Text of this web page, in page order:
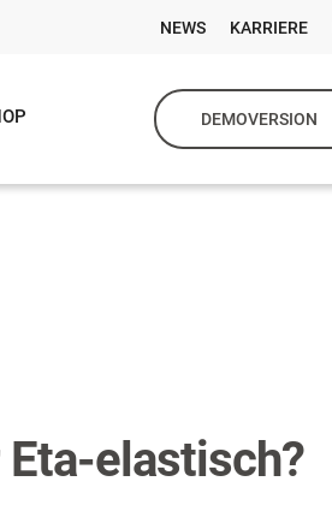
NEWS KARRIERE
DEMOVERSION
elastisch?